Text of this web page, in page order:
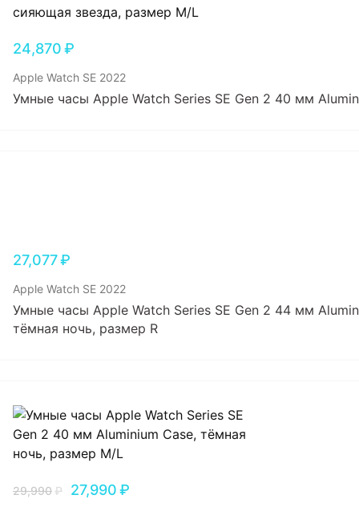
24,870₽
Apple Watch SE 2022
Умные часы Apple Watch Series SE Gen 2 40 мм
27,077₽
Apple Watch SE 2022
Умные часы Apple Watch Series SE Gen 2 44 мм
тёмная ночь, размер R
29,990₽ 27,990₽